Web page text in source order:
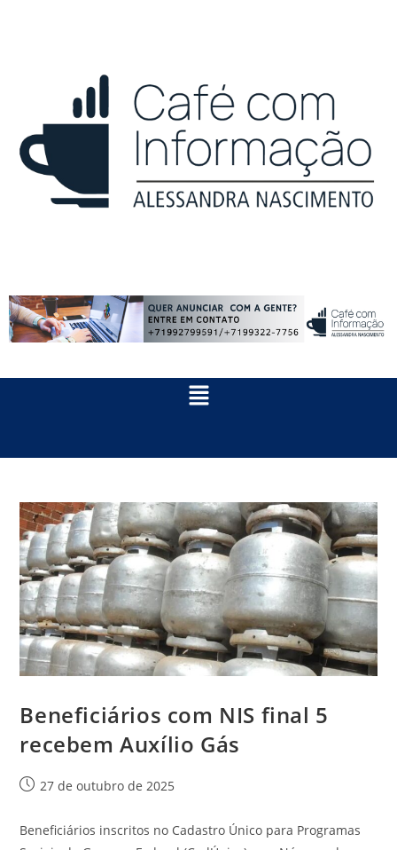
Beneficiários com NIS final 5
recebem Auxílio Gás
27 de outubro de 2025
Beneficiários inscritos no Cadastro Único para Programas